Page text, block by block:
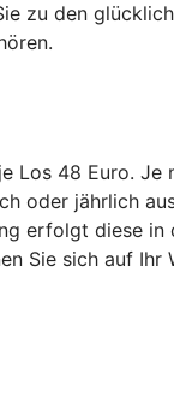
zu den
Los 48 Euro.
oder jährlich
erfolgt diese in
Sie sich auf Ihr